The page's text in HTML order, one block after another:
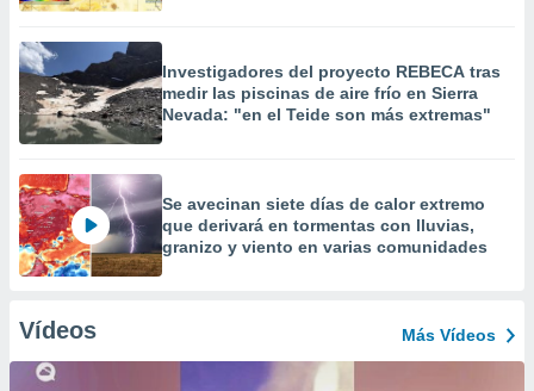
Investigadores del proyecto REBECA tras
medir las piscinas de aire frío en Sierra
Nevada: "en el Teide son más extremas"
Se avecinan siete días de calor extremo
que derivará en tormentas con lluvias,
granizo y viento en varias comunidades
Vídeos Más Vídeos